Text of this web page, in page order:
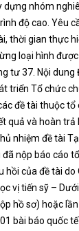
dựng nhóm
độ cao. Yêu
thời gian thực
loại hình
tư 37. Nội dung
triển Tổ chức
đề tài thuộc
quả và hoàn
nhiệm đề tài
nộp báo cáo
hồi của đề tài
vị tiến sỹ –
hồ sơ) hoặc
bài báo quốc